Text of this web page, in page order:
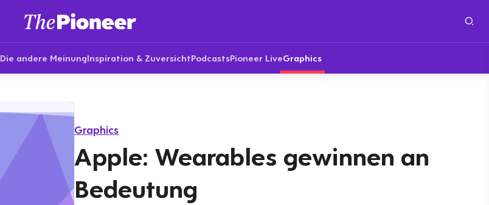
Die andere MeinungInspiration & ZuversichtPodcastsPioneer LiveGraphics
Graphics
Apple: Wearables gewinnen an
Bedeutung